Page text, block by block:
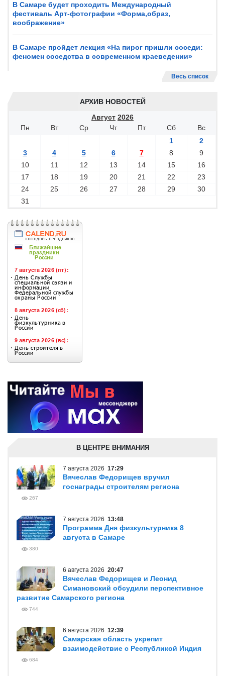
В Самаре будет проходить Международный
фестиваль Арт-фотографии «Форма,образ,
воображение»
В Самаре пройдет лекция «На пирог пришли соседи:
феномен соседства в современном краеведении»
Весь список
АРХИВ НОВОСТЕЙ
Август 2026
Пн
Вт Ср Чт Пт Сб
Вс
1
2
3
4 5 6 7 8
9
10
11 12 13 14 15
16
17
18 19 20 21 22
23
24
25 26 27 28 29
30
31
В ЦЕНТРЕ ВНИМАНИЯ
7 августа 2026 17:29
Вячеслав Федорищев вручил
госнаграды строителям региона
267
7 августа 2026 13:48
Программа Дня физкультурника 8
августа в Самаре
380
6 августа 2026 20:47
Вячеслав Федорищев и Леонид
Симановский обсудили перспективное
развитие Самарского региона
744
6 августа 2026 12:39
Самарская область укрепит
взаимодействие с Республикой Индия
684